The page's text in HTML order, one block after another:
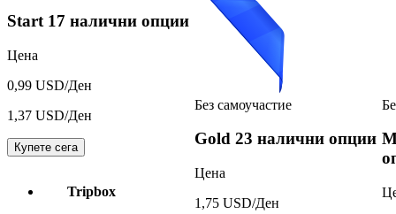
Start 17 налични опции
Цена
0,99 USD/Ден
1,37 USD/Ден
Купете сега
Tripbox
Без самоучастие
Gold 23 налични опции
Цена
1,75 USD/Ден